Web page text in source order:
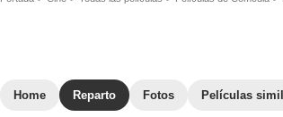
Home Reparto Fotos Películas